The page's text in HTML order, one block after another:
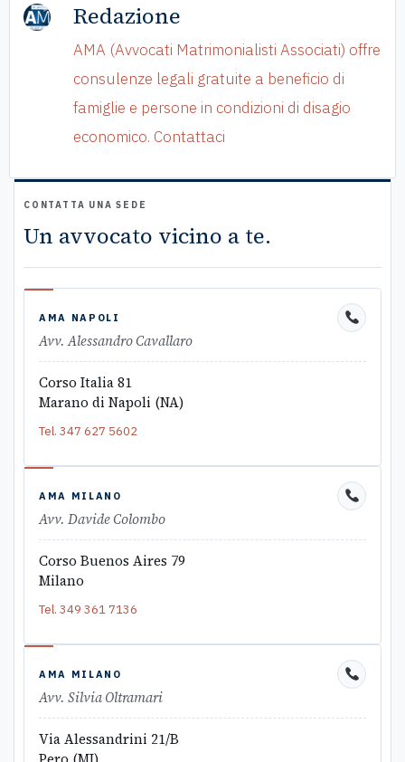
Redazione
AMA (Avvocati Matrimonialisti Associati) offre
consulenze legali gratuite a beneficio di
famiglie e persone in condizioni di disagio
economico. Contattaci
CONTATTA UNA SEDE
Un avvocato vicino a te.
AMA NAPOLI
Avv. Alessandro Cavallaro
Corso Italia 81
Marano di Napoli (NA)
Tel. 347 627 5602
AMA MILANO
Avv. Davide Colombo
Corso Buenos Aires 79
Milano
Tel. 349 361 7136
AMA MILANO
Avv. Silvia Oltramari
Via Alessandrini 21/B